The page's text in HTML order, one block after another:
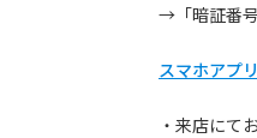
→「暗証番号
スマホアプ
・来店にて